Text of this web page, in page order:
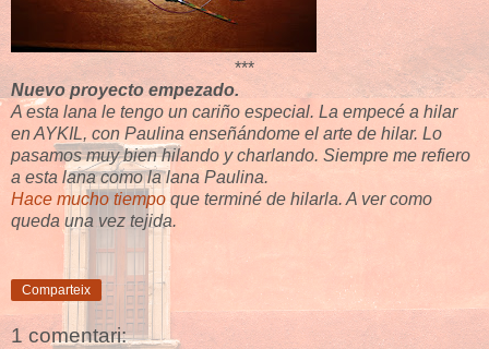
***
Nuevo proyecto empezado.
A esta lana le tengo un cariño especial. La empecé a hilar
en AYKIL, con Paulina enseñándome el arte de hilar. Lo
pasamos muy bien hilando y charlando. Siempre me refiero
a esta lana como la lana Paulina.
Hace mucho tiempoque terminé de hilarla. A ver como
queda una vez tejida.
Comparteix
1 comentari: